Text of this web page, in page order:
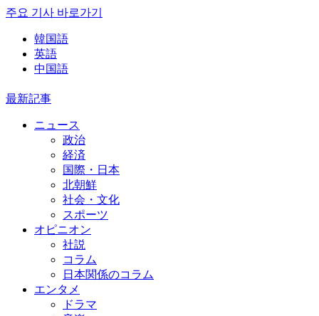
주요 기사 바로가기
韓国語
英語
中国語
最新記事
ニュース
政治
経済
国際・日本
北朝鮮
社会・文化
スポーツ
オピニオン
社説
コラム
日本関係のコラム
エンタメ
ドラマ